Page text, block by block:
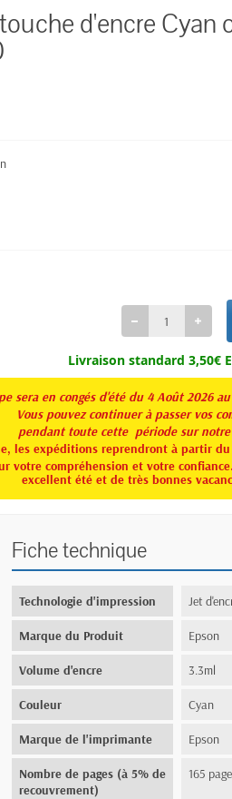
d'encre Cyan
Livraison standard 3,50€
sera en congés d'été du 4 Août 2026
Vous pouvez continuer à passer vos
pendant toute cette période sur
les expéditions reprendront à partir
votre compréhension et votre
excellent été et de très bonnes
Fiche technique
Technologie d'impression Jet
Marque du Produit Epson
Volume d'encre 3.3ml
Couleur Cyan
Marque de l'imprimante Epson
Nombre de pages (à 5% de
recouvrement)
165